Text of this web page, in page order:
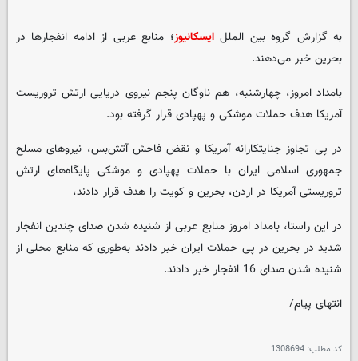
به گزارش گروه بین المللایسکانیوز؛ منابع عربی از ادامه انفجارها در
بحرین خبر می‌دهند.
بامداد امروز، چهارشنبه، هم ناوگان پنجم نیروی دریایی ارتش تروریست
آمریکا هدف حملات موشکی و پهپادی قرار گرفته بود.
در پی تجاوز جنایتکارانه آمریکا و نقض فاحش آتش‌بس، نیروهای مسلح
جمهوری اسلامی ایران با حملات پهپادی و موشکی پایگاه‌های ارتش
تروریستی آمریکا در اردن، بحرین و کویت را هدف قرار دادند،
در این راستا، بامداد امروز منابع عربی از شنیده شدن صدای چندین انفجار
شدید در بحرین در پی حملات ایران خبر دادند به‌طوری که منابع محلی از
شنیده شدن صدای 16 انفجار خبر دادند.
انتهای پیام/
کد مطلب: 1308694